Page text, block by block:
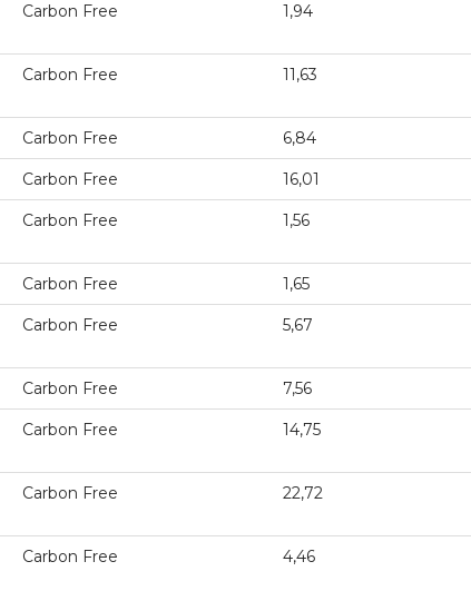
Carbon Free 1,94
Carbon Free 11,63
Carbon Free 6,84
Carbon Free 16,01
Carbon Free 1,56
Carbon Free 1,65
Carbon Free 5,67
Carbon Free 7,56
Carbon Free 14,75
Carbon Free 22,72
Carbon Free 4,46